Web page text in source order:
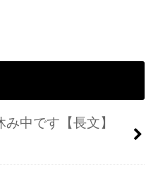
み中です【長文】